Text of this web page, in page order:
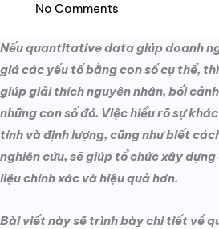
No Comments
Nếu quantitative data giúp doanh
giá các yếu tố bằng con số cụ thể,
giúp giải thích nguyên nhân, bối
những con số đó. Việc hiểu rõ sự
tính và định lượng, cũng như biết
nghiên cứu, sẽ giúp tổ chức xây
liệu chính xác và hiệu quả hơn.
Bài viết này sẽ trình bày chi tiết về